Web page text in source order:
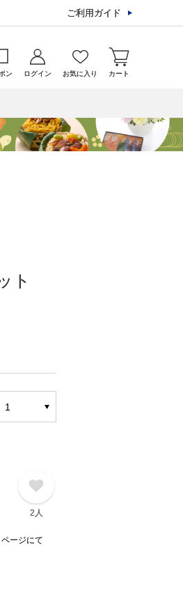
ご利用ガイド
ン ログイン お気に入り カート
ト
2人
ージにて